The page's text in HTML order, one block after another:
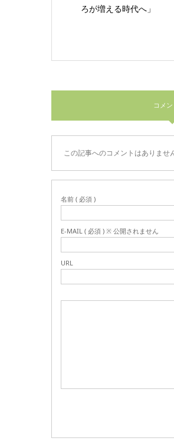
ろが増える時代へ」
コメ
この記事へのコメントはありませ
名前 ( 必須 )
E-MAIL ( 必須 ) ※ 公開されません
URL